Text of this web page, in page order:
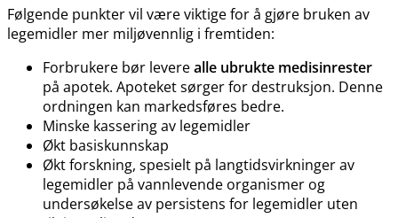
Følgende punkter vil være viktige for å gjøre bruken av
legemidler mer miljøvennlig i fremtiden:
Forbrukere bør leverealle ubrukte medisinrester
på apotek. Apoteket sørger for destruksjon. Denne
ordningen kan markedsføres bedre.
Minske kassering av legemidler
Økt basiskunnskap
Økt forskning, spesielt på langtidsvirkninger av
legemidler på vannlevende organismer og
undersøkelse av persistens for legemidler uten